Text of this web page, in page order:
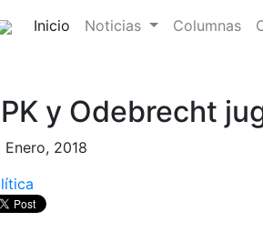
Inicio (current)
Noticias Columnas
y Odebrecht
Enero, 2018